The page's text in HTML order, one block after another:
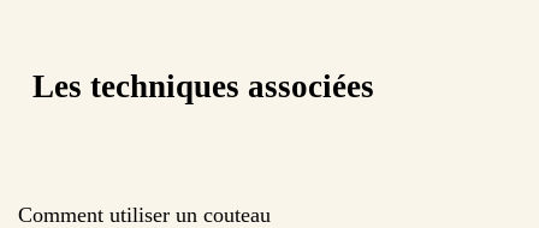
Les techniques associées
Comment utiliser un couteau